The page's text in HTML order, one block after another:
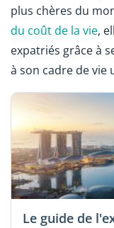
plus chères du
du coût de la vie,
expatriés grâce à
à son cadre de vie
Le guide de